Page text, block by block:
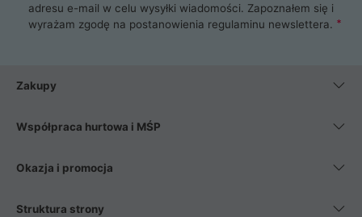
adresu e-mail w celu wysyłki wiadomości. Zapoznałem się i
wyrażam zgodę na postanowienia regulaminu newslettera.
Zakupy
Współpraca hurtowa i MŚP
Okazja i promocja
Struktura strony